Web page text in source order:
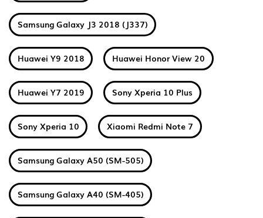
Samsung Galaxy J3 2018 (J337)
Huawei Y9 2018 Huawei Honor View 20
Huawei Y7 2019 Sony Xperia 10 Plus
Sony Xperia 10 Xiaomi Redmi Note 7
Samsung Galaxy A50 (SM-505)
Samsung Galaxy A40 (SM-405)